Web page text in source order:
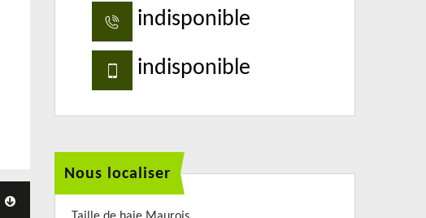
indisponible
indisponible
Nous localiser